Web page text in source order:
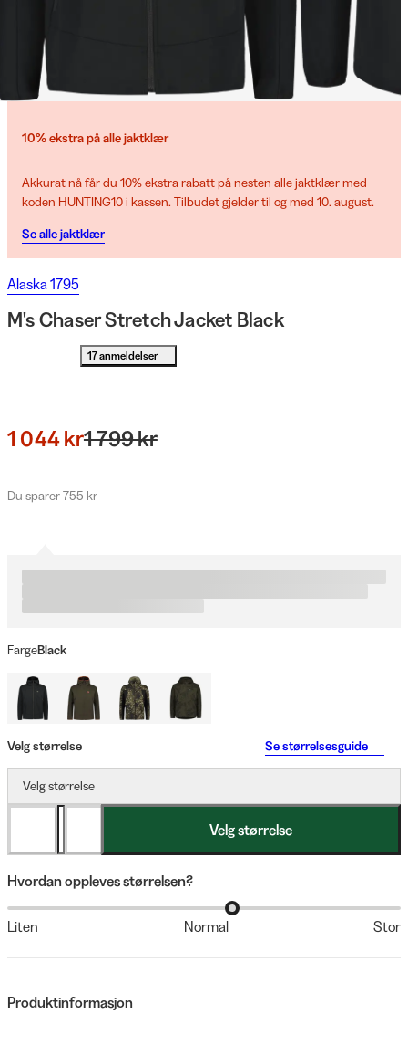
10% ekstra på alle jaktklær
Akkurat nå får du 10% ekstra rabatt på nesten alle jaktklær med
koden HUNTING10 i kassen. Tilbudet gjelder til og med 10. august.
Se alle jaktklær
Alaska 1795
M's Chaser Stretch Jacket Black
17 anmeldelser
1 044 kr1 799 kr
Du sparer 755 kr
FargeBlack
Velg størrelse Se størrelsesguide
Velg størrelse
Velg størrelse
Hvordan oppleves størrelsen?
Liten Normal Stor
Produktinformasjon